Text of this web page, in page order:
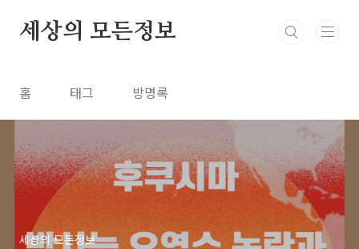
세상의 모든정보
홈 태그 방명록
세상의 모든정보